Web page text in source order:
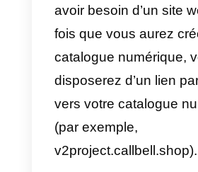
Lorsque nous
visites, nous
activé le canal
permettre aux
d’y écrire; pour
doit être